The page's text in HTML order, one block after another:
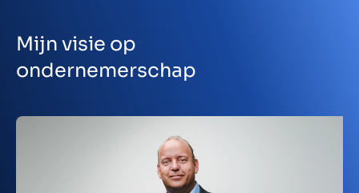
Mijn visie op
ondernemerschap